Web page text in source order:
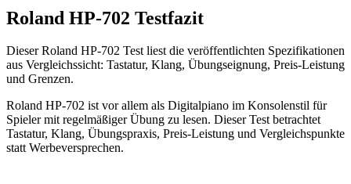
Roland HP-702 Testfazit
Dieser Roland HP-702 Test liest die veröffentlichten Spezifikationen
aus Vergleichssicht: Tastatur, Klang, Übungseignung, Preis-Leistung
und Grenzen.
Roland HP-702 ist vor allem als Digitalpiano im Konsolenstil für
Spieler mit regelmäßiger Übung zu lesen. Dieser Test betrachtet
Tastatur, Klang, Übungspraxis, Preis-Leistung und Vergleichspunkte
statt Werbeversprechen.